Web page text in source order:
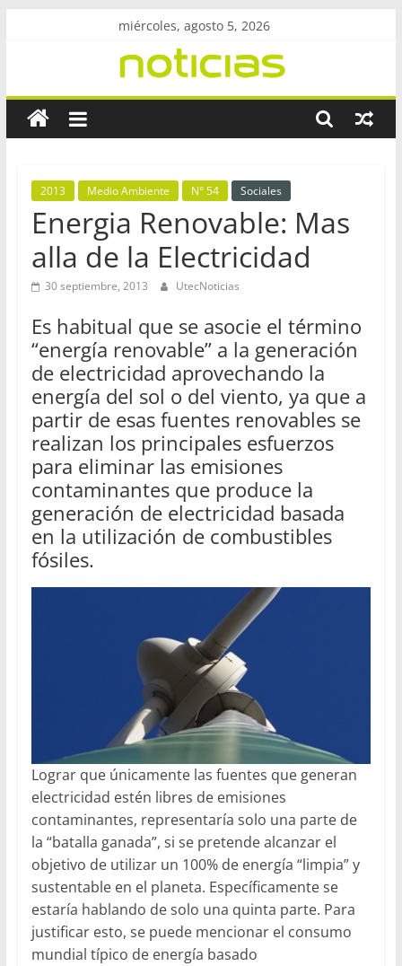
miércoles, agosto 5, 2026
Revista
UtecNoticias
Facultad
Regional
Bahía
Blanca
UTN
2013 Medio Ambiente N° 54 Sociales
Energia Renovable: Mas
alla de la Electricidad
30 septiembre, 2013 UtecNoticias
Es habitual que se asocie el término
“energía renovable” a la generación
de electricidad aprovechando la
energía del sol o del viento, ya que a
partir de esas fuentes renovables se
realizan los principales esfuerzos
para eliminar las emisiones
contaminantes que produce la
generación de electricidad basada
en la utilización de combustibles
fósiles.
Lograr que únicamente las fuentes que generan
electricidad estén libres de emisiones
contaminantes, representaría solo una parte de
la “batalla ganada”, si se pretende alcanzar el
objetivo de utilizar un 100% de energía “limpia” y
sustentable en el planeta. Específicamente se
estaría hablando de solo una quinta parte. Para
justificar esto, se puede mencionar el consumo
mundial típico de energía basado